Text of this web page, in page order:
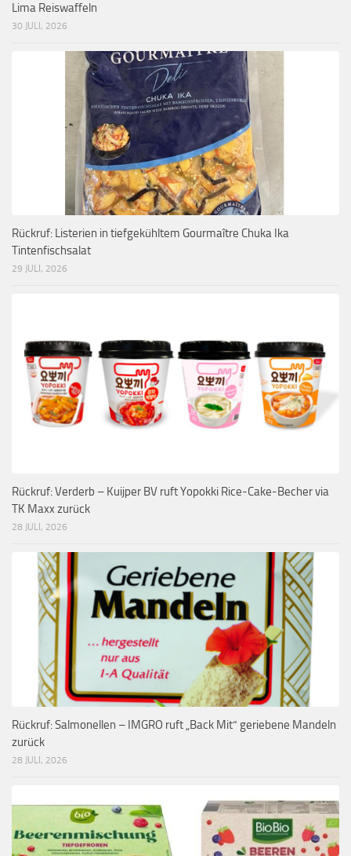
Lima Reiswaffeln
30 JULI, 2026
Rückruf: Listerien in tiefgekühltem Gourmaître Chuka Ika
Tintenfischsalat
29 JULI, 2026
Rückruf: Verderb – Kuijper BV ruft Yopokki Rice-Cake-Becher via
TK Maxx zurück
28 JULI, 2026
Rückruf: Salmonellen – IMGRO ruft „Back Mit“ geriebene Mandeln
zurück
28 JULI, 2026